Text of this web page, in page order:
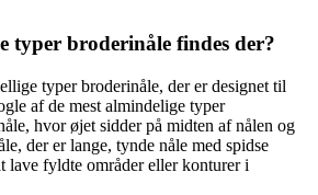
typer broderinåle findes der?
typer broderinåle, der er designet til
af de mest almindelige typer
hvor øjet sidder på midten af nålen og
der er lange, tynde nåle med spidse
lave fyldte områder eller konturer i